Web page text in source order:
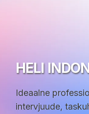
HELI
Ideaalne
intervjuude,